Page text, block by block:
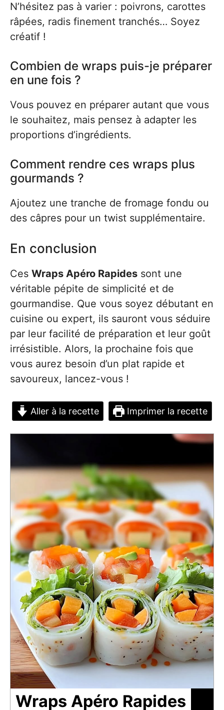
N’hésitez pas à varier : poivrons, carottes
râpées, radis finement tranchés… Soyez
créatif !
Combien de wraps puis-je préparer
en une fois ?
Vous pouvez en préparer autant que vous
le souhaitez, mais pensez à adapter les
proportions d’ingrédients.
Comment rendre ces wraps plus
gourmands ?
Ajoutez une tranche de fromage fondu ou
des câpres pour un twist supplémentaire.
En conclusion
Ces Wraps Apéro Rapides sont une
véritable pépite de simplicité et de
gourmandise. Que vous soyez débutant en
cuisine ou expert, ils sauront vous séduire
par leur facilité de préparation et leur goût
irrésistible. Alors, la prochaine fois que
vous aurez besoin d’un plat rapide et
savoureux, lancez-vous !
Aller à la recette Imprimer la recette
Wraps Apéro Rapides